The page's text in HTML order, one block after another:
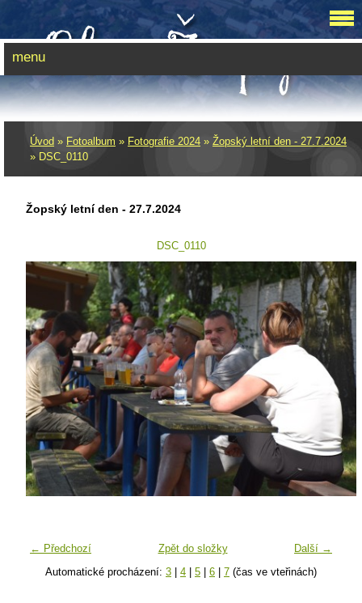
Úvod » Fotoalbum » Fotografie 2024 » Žopský letní den - 27.7.2024
» DSC_0110
Žopský letní den - 27.7.2024
DSC_0110
← Předchozí Další →
Zpět do složky
Automatické procházení: 3 | 4 | 5 | 6 | 7 (čas ve vteřinách)
menu